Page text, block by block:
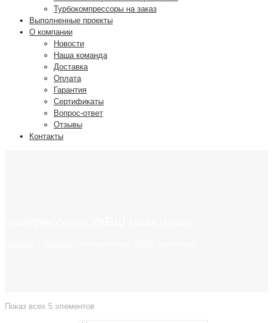
Турбокомпрессоры на заказ
Выполненные проекты
О компании
Новости
Наша команда
Доставка
Оплата
Гарантия
Сертификаты
Вопрос-ответ
Отзывы
Контакты
Показ всех 5 элементов